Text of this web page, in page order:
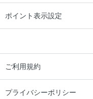
ポイント表示設定
ご利用規約
プライバシーポリシー